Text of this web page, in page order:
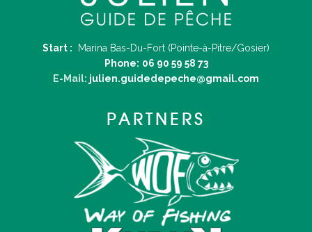
Start :
Marina Bas-Du-Fort (Pointe-à-Pitre/Gosier)
Phone: 06 90 59 58 73
E-Mail: julien.guidedepeche@gmail.com
PARTNERS